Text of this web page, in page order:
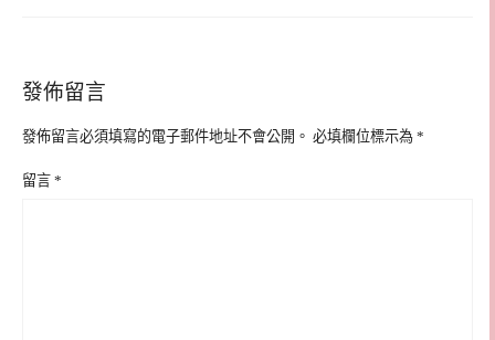
發佈留言
發佈留言必須填寫的電子郵件地址不會公開。 必填欄位標示為 *
留言 *